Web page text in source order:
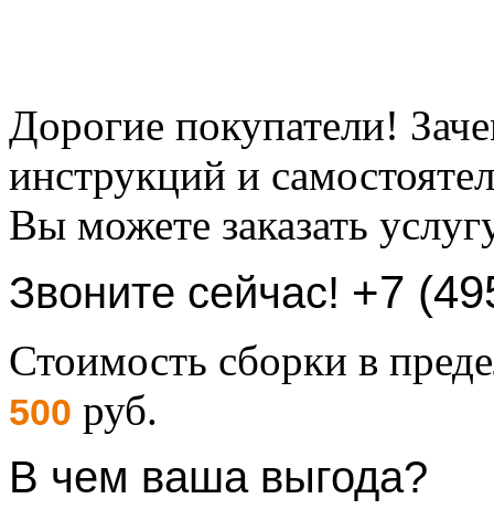
Дорогие покупатели!
инструкций и
Вы можете заказать
Звоните сейчас! +7
Стоимость сборки в
500 руб.
В чем ваша выгода?